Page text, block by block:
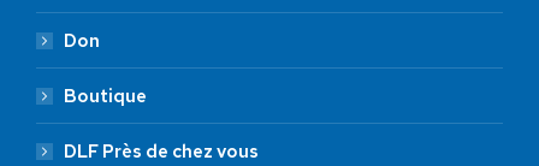
Don
Boutique
DLF Près de chez vous